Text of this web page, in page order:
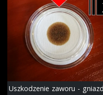
Uszkodzenie zaworu -